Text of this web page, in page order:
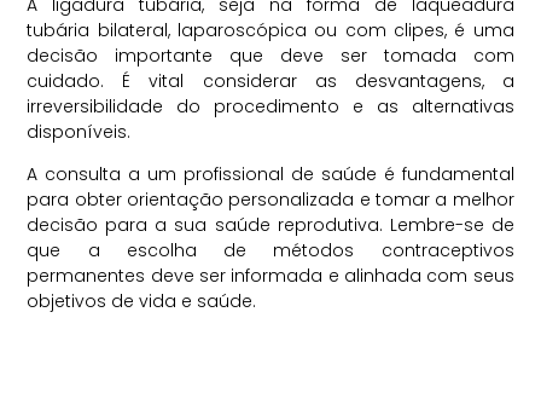
tubária bilateral, laparoscópica ou com clipes, é uma
decisão importante que deve ser tomada com
cuidado. É vital considerar as desvantagens, a
irreversibilidade do procedimento e as alternativas
disponíveis.
A consulta a um profissional de saúde é fundamental
para obter orientação personalizada e tomar a melhor
decisão para a sua saúde reprodutiva. Lembre-se de
que a escolha de métodos contraceptivos
permanentes deve ser informada e alinhada com seus
objetivos de vida e saúde.